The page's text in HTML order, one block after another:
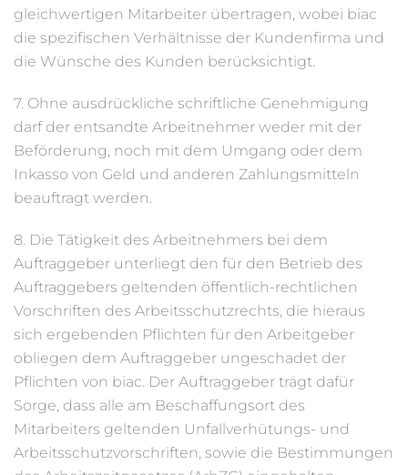
gleichwertigen Mitarbeiter übertragen, wobei biac
die spezifischen Verhältnisse der Kundenfirma und
die Wünsche des Kunden berücksichtigt.
7. Ohne ausdrückliche schriftliche Genehmigung
darf der entsandte Arbeitnehmer weder mit der
Beförderung, noch mit dem Umgang oder dem
Inkasso von Geld und anderen Zahlungsmitteln
beauftragt werden.
8. Die Tätigkeit des Arbeitnehmers bei dem
Auftraggeber unterliegt den für den Betrieb des
Auftraggebers geltenden öffentlich-rechtlichen
Vorschriften des Arbeitsschutzrechts, die hieraus
sich ergebenden Pflichten für den Arbeitgeber
obliegen dem Auftraggeber ungeschadet der
Pflichten von biac. Der Auftraggeber trägt dafür
Sorge, dass alle am Beschaffungsort des
Mitarbeiters geltenden Unfallverhütungs- und
Arbeitsschutzvorschriften, sowie die Bestimmungen